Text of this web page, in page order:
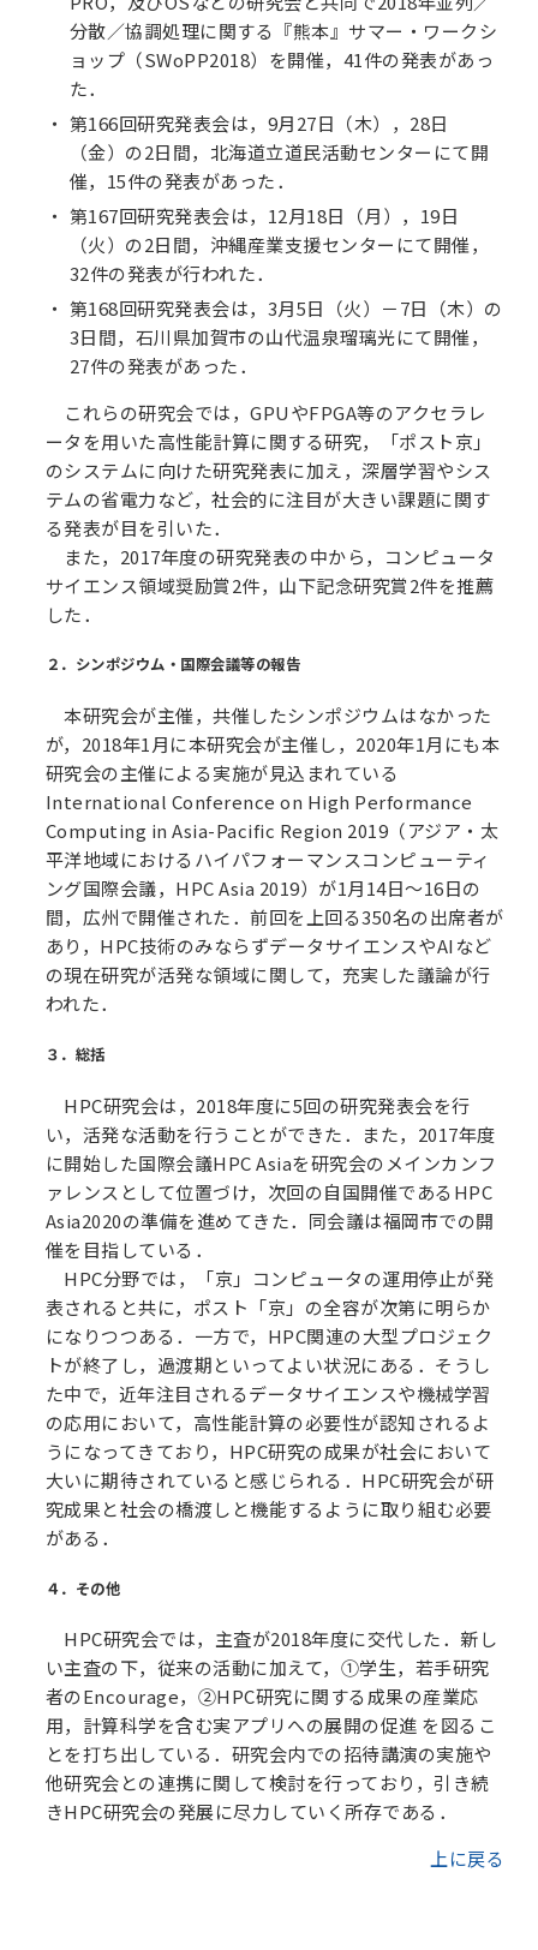
分散／協調処理に関する『熊本』サマー・ワークシ
ョップ（SWoPP2018）を開催，41件の発表があっ
た．
第166回研究発表会は，9月27日（木），28日
（金）の2日間，北海道立道民活動センターにて開
催，15件の発表があった．
第167回研究発表会は，12月18日（月），19日
（火）の2日間，沖縄産業支援センターにて開催，
32件の発表が行われた．
第168回研究発表会は，3月5日（火）－7日（木）の
3日間，石川県加賀市の山代温泉瑠璃光にて開催，
27件の発表があった．
これらの研究会では，GPUやFPGA等のアクセラレ
ータを用いた高性能計算に関する研究，「ポスト京」
のシステムに向けた研究発表に加え，深層学習やシス
テムの省電力など，社会的に注目が大きい課題に関す
る発表が目を引いた．
また，2017年度の研究発表の中から，コンピュータ
サイエンス領域奨励賞2件，山下記念研究賞2件を推薦
した．
２．シンポジウム・国際会議等の報告
本研究会が主催，共催したシンポジウムはなかった
が，2018年1月に本研究会が主催し，2020年1月にも本
研究会の主催による実施が見込まれている
International Conference on High Performance
Computing in Asia-Pacific Region 2019（アジア・太
平洋地域におけるハイパフォーマンスコンピューティ
ング国際会議，HPC Asia 2019）が1月14日～16日の
間，広州で開催された．前回を上回る350名の出席者が
あり，HPC技術のみならずデータサイエンスやAIなど
の現在研究が活発な領域に関して，充実した議論が行
われた．
３．総括
HPC研究会は，2018年度に5回の研究発表会を行
い，活発な活動を行うことができた．また，2017年度
に開始した国際会議HPC Asiaを研究会のメインカンフ
ァレンスとして位置づけ，次回の自国開催であるHPC
Asia2020の準備を進めてきた．同会議は福岡市での開
催を目指している．
HPC分野では，「京」コンピュータの運用停止が発
表されると共に，ポスト「京」の全容が次第に明らか
になりつつある．一方で，HPC関連の大型プロジェク
トが終了し，過渡期といってよい状況にある．そうし
た中で，近年注目されるデータサイエンスや機械学習
の応用において，高性能計算の必要性が認知されるよ
うになってきており，HPC研究の成果が社会において
大いに期待されていると感じられる．HPC研究会が研
究成果と社会の橋渡しと機能するように取り組む必要
がある．
４．その他
HPC研究会では，主査が2018年度に交代した．新し
い主査の下，従来の活動に加えて，①学生，若手研究
者のEncourage，②HPC研究に関する成果の産業応
用，計算科学を含む実アプリへの展開の促進 を図るこ
とを打ち出している．研究会内での招待講演の実施や
他研究会との連携に関して検討を行っており，引き続
きHPC研究会の発展に尽力していく所存である．
上に戻る